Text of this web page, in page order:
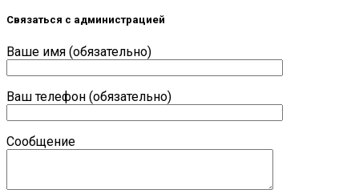
Связаться с администрацией
Ваше имя (обязательно)
Ваш телефон (обязательно)
Сообщение